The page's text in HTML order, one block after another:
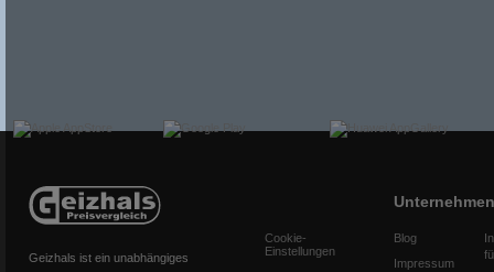
Geizhals ist ein unabhängiges
Cookie-
Einstellungen
Unternehmen
Blog
Impressum